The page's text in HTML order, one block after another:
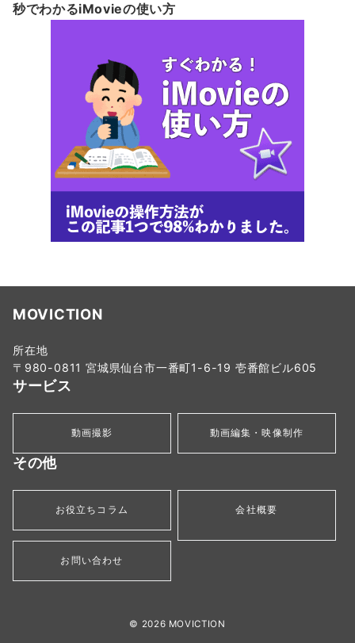
秒でわかるiMovieの使い方
MOVICTION
所在地
〒980-0811 宮城県仙台市一番町1-6-19 壱番館ビル605
サービス
動画撮影 動画編集・映像制作
その他
お役立ちコラム 会社概要
お問い合わせ
© 2026 MOVICTION